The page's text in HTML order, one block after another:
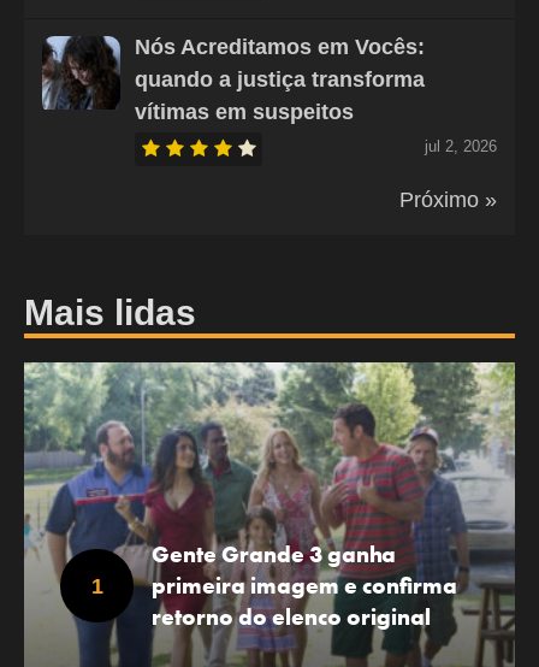
Nós Acreditamos em Vocês:
quando a justiça transforma
vítimas em suspeitos
jul 2, 2026
Próximo »
Mais lidas
Gente Grande 3 ganha
primeira imagem e confirma
retorno do elenco original